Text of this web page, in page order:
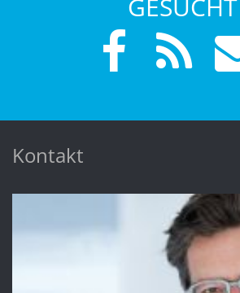
GESUCHT
Kontakt